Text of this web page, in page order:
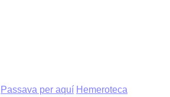
Passava per aquí Hemeroteca